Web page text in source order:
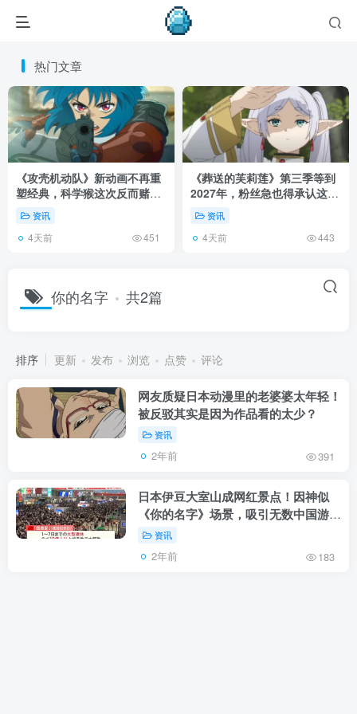
热门文章
《攻壳机动队》新动画不再重
塑经典，科学猴这次反而赌对
了！资讯
4天前 451
《葬送的芙莉莲》第三季等到
2027年，粉丝急也得承认这次
慢得有道理！
资讯
4天前 443
你的名字 共2篇
排序 更新 发布 浏览 点赞 评论
网友质疑日本动漫里的老婆婆太年轻！
被反驳其实是因为作品看的太少？
资讯
2年前 391
日本伊豆大室山成网红景点！因神似
《你的名字》场景，吸引无数中国游客
打卡资讯
2年前 183